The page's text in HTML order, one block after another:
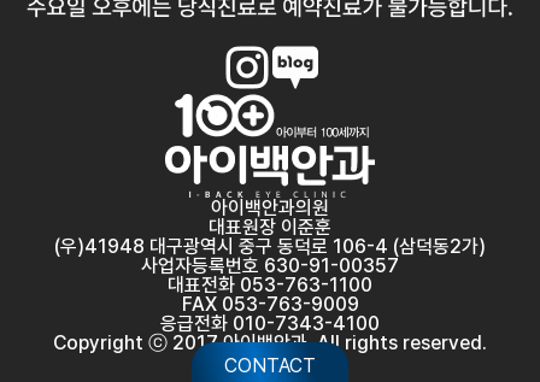
CONTACT
아이백안과의원
대표원장 이준훈
(우)41948 대구광역시 중구 동덕로 106-4 (삼덕동2가)
사업자등록번호 630-91-00357
대표전화 053-763-1100
FAX 053-763-9009
응급전화 010-7343-4100
Copyright ⓒ 2017 아이백안과. All rights reserved.